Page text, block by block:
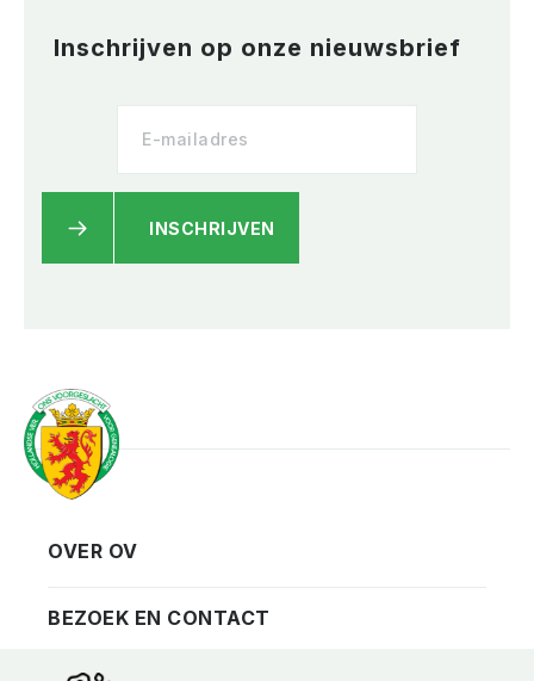
Inschrijven op onze nieuwsbrief
INSCHRIJVEN
Vereniging
Privacy
Contact
Bezoekadres
OVER OV
BEZOEK EN CONTACT